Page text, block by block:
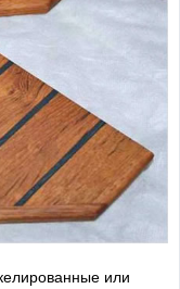
или